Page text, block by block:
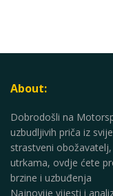
About:
Dobrodošli na
uzbudljivih priča iz
strastveni
utrkama, ovdje ćete
brzine i uzbuđenja
Najnovije vijesti i